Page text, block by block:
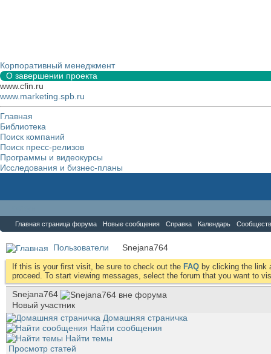
Корпоративный менеджмент
О завершении проекта
www.cfin.ru
www.marketing.spb.ru
Главная
Библиотека
Поиск компаний
Поиск пресс-релизов
Программы и видеокурсы
Исследования и бизнес-планы
Главная страница форума Новые сообщения Справка Календарь
Пользователи Snejana764
If this is your first visit, be sure to check out the FAQ by clicking the link
proceed. To start viewing messages, select the forum that you want to
Snejana764
Новый участник
Домашняя страничка
Найти сообщения
Найти темы
Просмотр статей